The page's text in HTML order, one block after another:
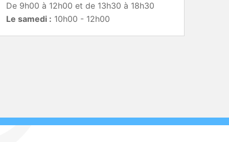
De 9h00 à 12h00 et de 13h30 à 18h30
Le samedi : 10h00 - 12h00